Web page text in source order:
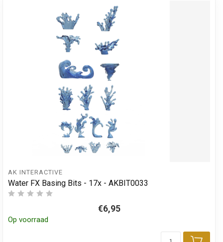
AK INTERACTIVE
Water FX Basing Bits - 17x - AKBIT0033
€6,95
Op voorraad